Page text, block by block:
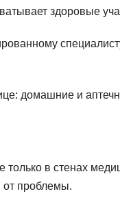
здоровые
только в стенах
от проблемы.